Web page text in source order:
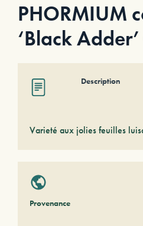
PHORMIUM
‘Black
Description
Varieté aux jolies feuilles
Provenance